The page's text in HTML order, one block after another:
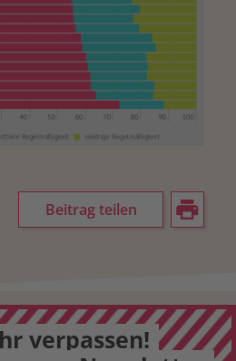
Beitrag teilen
verpassen!